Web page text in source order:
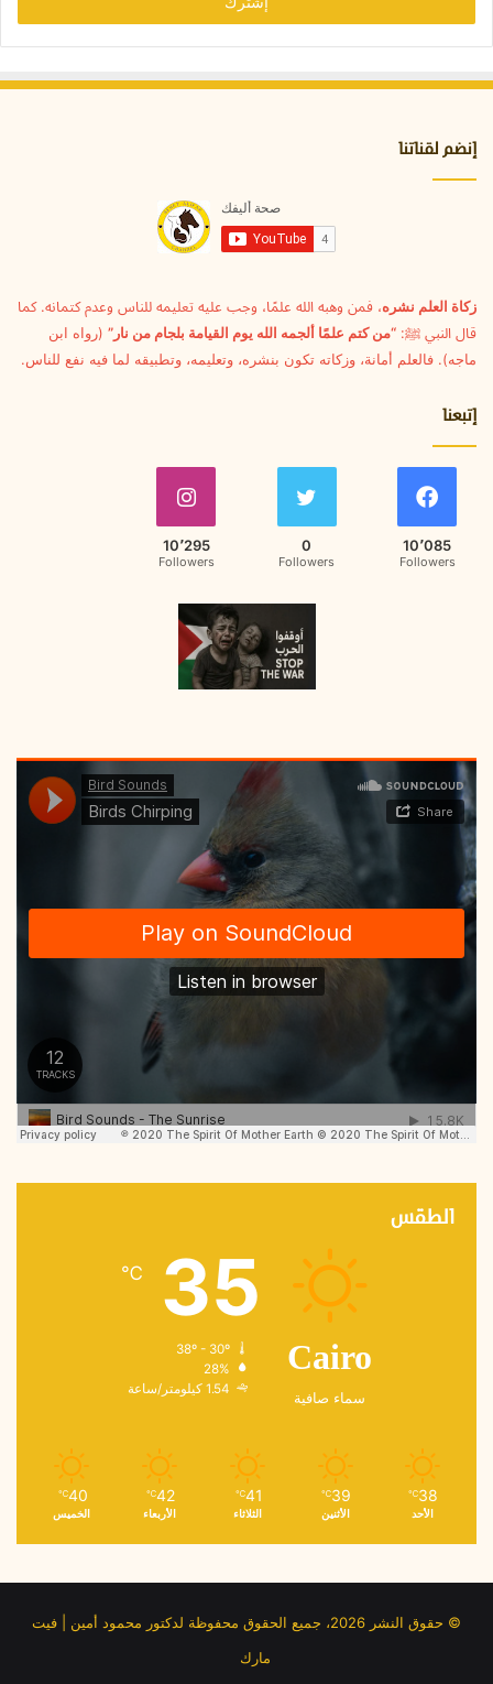
ب
ر
ا
و
ن
ي
إنضم لقناتنا
زكاة العلم نشره، فمن وهبه الله علمًا، وجب عليه تعليمه للناس وعدم كتمانه. كما
قال النبي ﷺ: “من كتم علمًا ألجمه الله يوم القيامة بلجام من نار” (رواه ابن
ماجه). فالعلم أمانة، وزكاته تكون بنشره، وتعليمه، وتطبيقه لما فيه نفع للناس.
إتبعنا
10٬085
Followers
0
Followers
10٬295
Followers
الطقس
Cairo
سماء صافية
35
℃
28%
1.54 كيلومتر/ساعة
38
℃
الأحد
39
℃
الأثنين
41
℃
الثلاثاء
42
℃
الأربعاء
40
℃
الخميس
© حقوق النشر 2026، جميع الحقوق محفوظة لدكتور محمود أمين | فيت
مارك